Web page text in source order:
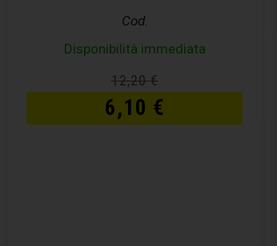
Cod.
Disponibilità immediata
12,20€
6,10 €